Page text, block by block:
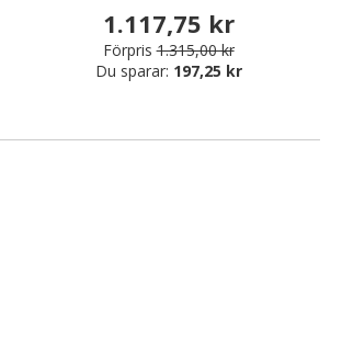
1.117,75 kr
Förpris 1.315,00 kr
Du sparar: 197,25 kr